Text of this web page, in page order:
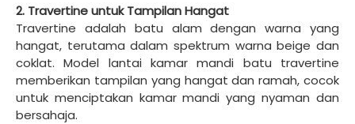
2. Travertine untuk Tampilan Hangat
Travertine adalah batu alam dengan warna yang
hangat, terutama dalam spektrum warna beige dan
coklat. Model lantai kamar mandi batu travertine
memberikan tampilan yang hangat dan ramah, cocok
untuk menciptakan kamar mandi yang nyaman dan
bersahaja.